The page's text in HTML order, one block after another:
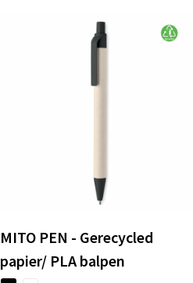
MITO PEN - Gerecycled
papier/ PLA balpen